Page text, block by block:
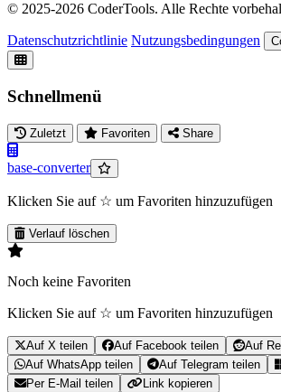
© 2025-2026 CoderTools. Alle Rechte
Datenschutzrichtlinie Nutzungsbedingungen
Schnellmenü
Zuletzt Favoriten Share
base-converter
Klicken Sie auf ☆ um Favoriten hinzuzufügen
Verlauf löschen
Noch keine Favoriten
Klicken Sie auf ☆ um Favoriten hinzuzufügen
Auf X teilen Auf Facebook teilen
Auf
Auf WhatsApp teilen
Auf Telegram teilen
Per E-Mail teilen
Link kopieren